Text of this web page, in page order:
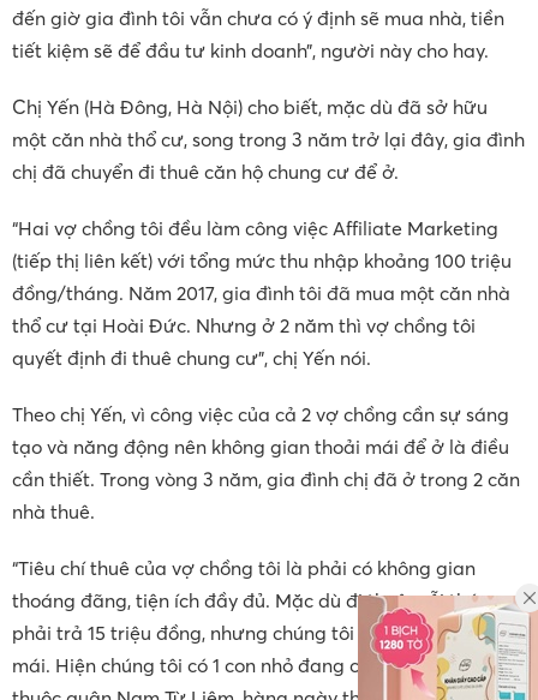
đến giờ gia đình tôi vẫn chưa có ý định sẽ mua nhà, tiền
tiết kiệm sẽ để đầu tư kinh doanh”, người này cho hay.
Chị Yến (Hà Đông, Hà Nội) cho biết, mặc dù đã sở hữu
một căn nhà thổ cư, song trong 3 năm trở lại đây, gia đình
chị đã chuyển đi thuê căn hộ chung cư để ở.
“Hai vợ chồng tôi đều làm công việc Affiliate Marketing
(tiếp thị liên kết) với tổng mức thu nhập khoảng 100 triệu
đồng/tháng. Năm 2017, gia đình tôi đã mua một căn nhà
thổ cư tại Hoài Đức. Nhưng ở 2 năm thì vợ chồng tôi
quyết định đi thuê chung cư”, chị Yến nói.
Theo chị Yến, vì công việc của cả 2 vợ chồng cần sự sáng
tạo và năng động nên không gian thoải mái để ở là điều
cần thiết. Trong vòng 3 năm, gia đình chị đã ở trong 2 căn
nhà thuê.
“Tiêu chí thuê của vợ chồng tôi là phải có không gian
thoáng đãng, tiện ích đầy đủ. Mặc dù đi thuê mỗi tháng
phải trả 15 triệu đồng, nhưng chúng tôi có cuộc sống thoải
mái. Hiện chúng tôi có 1 con nhỏ đang cho học tại trường